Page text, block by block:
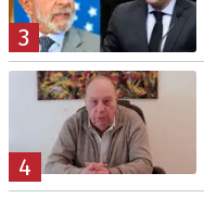
3
4